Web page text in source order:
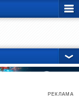
РЕКЛАМА